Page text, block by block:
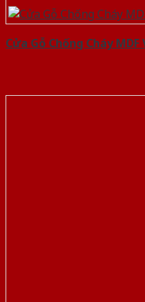
Cửa Gỗ Chống Cháy MDF